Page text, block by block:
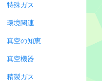
特殊ガス
環境関連
真空の知恵
真空機器
精製ガス